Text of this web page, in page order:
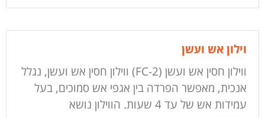
וילון אש ועשן
ווילון חסין אש ועשן (FC-2) ווילון חסין אש ועשן, נגלל
אנכית, מאפשר הפרדה בין אגפי אש סמוכים, בעל
עמידות אש של עד 4 שעות. הווילון נושא